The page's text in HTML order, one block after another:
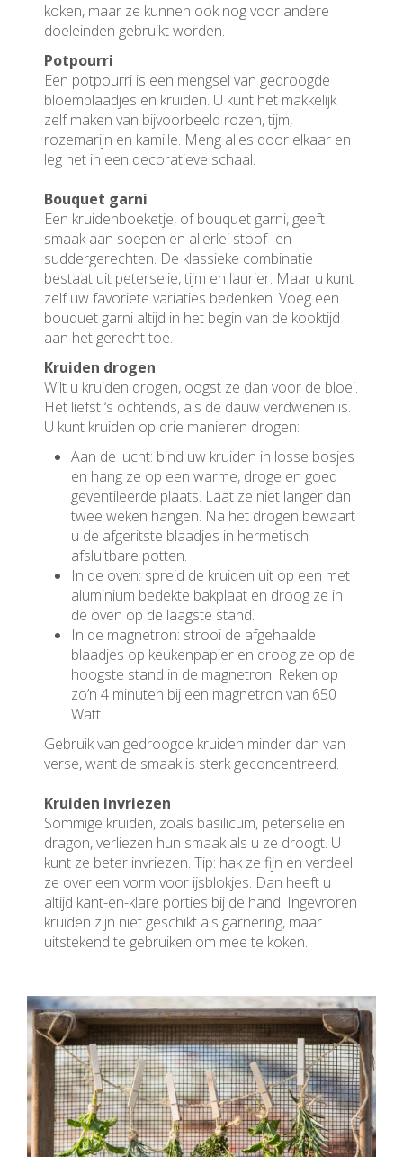
koken, maar ze kunnen ook nog voor andere
doeleinden gebruikt worden.
Potpourri
Een potpourri is een mengsel van gedroogde
bloemblaadjes en kruiden. U kunt het makkelijk
zelf maken van bijvoorbeeld rozen, tijm,
rozemarijn en kamille. Meng alles door elkaar en
leg het in een decoratieve schaal.
Bouquet garni
Een kruidenboeketje, of bouquet garni, geeft
smaak aan soepen en allerlei stoof- en
suddergerechten. De klassieke combinatie
bestaat uit peterselie, tijm en laurier. Maar u kunt
zelf uw favoriete variaties bedenken. Voeg een
bouquet garni altijd in het begin van de kooktijd
aan het gerecht toe.
Kruiden drogen
Wilt u kruiden drogen, oogst ze dan voor de bloei.
Het liefst ‘s ochtends, als de dauw verdwenen is.
U kunt kruiden op drie manieren drogen:
Aan de lucht: bind uw kruiden in losse bosjes
en hang ze op een warme, droge en goed
geventileerde plaats. Laat ze niet langer dan
twee weken hangen. Na het drogen bewaart
u de afgeritste blaadjes in hermetisch
afsluitbare potten.
In de oven: spreid de kruiden uit op een met
aluminium bedekte bakplaat en droog ze in
de oven op de laagste stand.
In de magnetron: strooi de afgehaalde
blaadjes op keukenpapier en droog ze op de
hoogste stand in de magnetron. Reken op
zo’n 4 minuten bij een magnetron van 650
Watt.
Gebruik van gedroogde kruiden minder dan van
verse, want de smaak is sterk geconcentreerd.
Kruiden invriezen
Sommige kruiden, zoals basilicum, peterselie en
dragon, verliezen hun smaak als u ze droogt. U
kunt ze beter invriezen. Tip: hak ze fijn en verdeel
ze over een vorm voor ijsblokjes. Dan heeft u
altijd kant-en-klare porties bij de hand. Ingevroren
kruiden zijn niet geschikt als garnering, maar
uitstekend te gebruiken om mee te koken.